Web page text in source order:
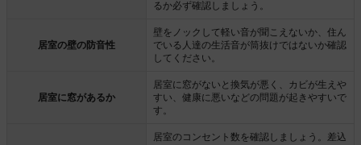
るか必ず確認しましょう。
居室の壁の防音性
壁をノックして軽い音が聞こえないか、住ん
でいる人達の生活音が筒抜けではないか確認
してください。
居室に窓があるか
居室に窓がないと換気が悪く、カビが生えや
すい、健康に悪いなどの問題が起きやすいで
す。
居室のコンセント数を確認しましょう。差込